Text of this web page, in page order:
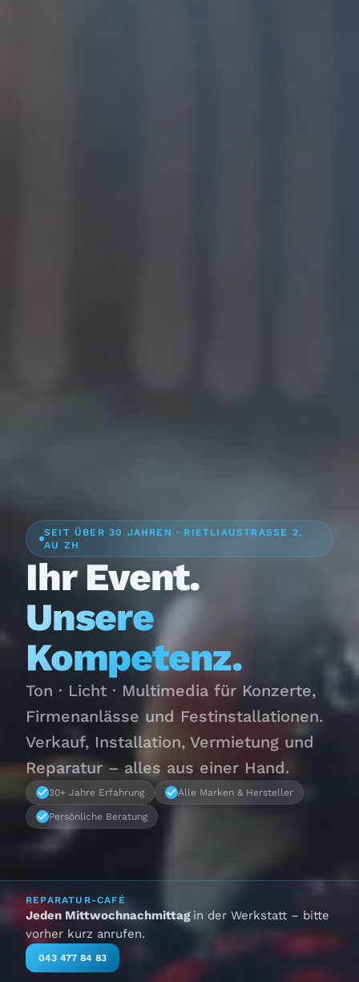
SEIT ÜBER 30 JAHREN · RIETLIAUSTRASSE 2,
AU ZH
Ihr Event.
Unsere
Kompetenz.
Ton · Licht · Multimedia für Konzerte,
Firmenanlässe und Festinstallationen.
Verkauf, Installation, Vermietung und
Reparatur – alles aus einer Hand.
30+ Jahre Erfahrung Alle Marken & Hersteller
Persönliche Beratung
REPARATUR-CAFÉ
Jeden Mittwochnachmittag in der Werkstatt – bitte
vorher kurz anrufen.
043 477 84 83